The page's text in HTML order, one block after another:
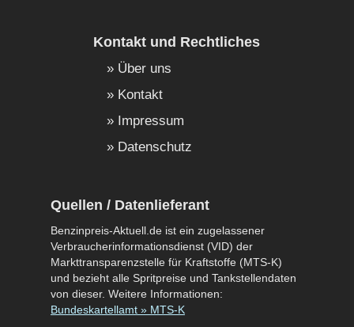
Kontakt und Rechtliches
Über uns
Kontakt
Impressum
Datenschutz
Quellen / Datenlieferant
Benzinpreis-Aktuell.de ist ein zugelassener
Verbraucherinformationsdienst (VID) der
Markttransparenzstelle für Kraftstoffe (MTS-K)
und bezieht alle Spritpreise und Tankstellendaten
von dieser. Weitere Informationen:
Bundeskartellamt » MTS-K